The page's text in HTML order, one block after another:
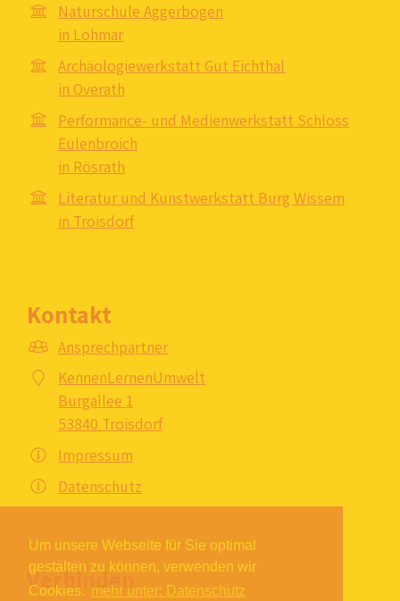
Um unsere Webseite für Sie optimal
gestalten zu können, verwenden wir
Cookies. mehr unter: Datenschutz
Naturschule Aggerbogen
in Lohmar
Archäologiewerkstatt Gut Eichthal
in Overath
Performance- und Medienwerkstatt Schloss
Eulenbroich
in Rösrath
Literatur und Kunstwerkstatt Burg Wissem
in Troisdorf
Kontakt
Ansprechpartner
KennenLernenUmwelt
Burgallee 1
53840 Troisdorf
Impressum
Datenschutz
Verbinden